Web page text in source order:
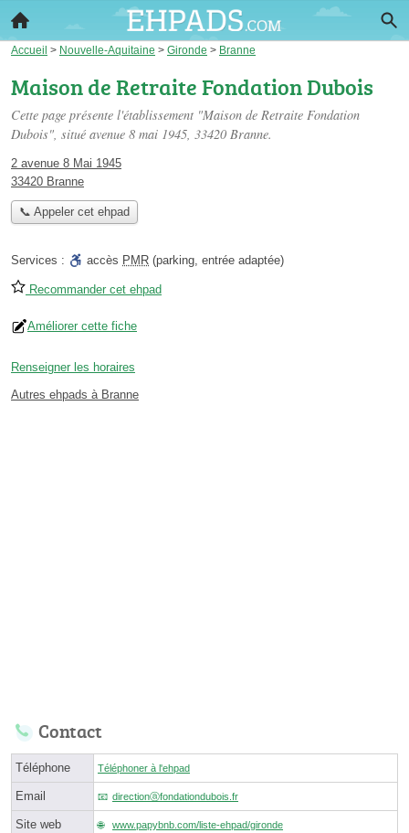
Accueil > Nouvelle-Aquitaine > Gironde > Branne
Maison de Retraite Fondation Dubois
Cette page présente l'établissement "Maison de Retraite Fondation
Dubois", situé avenue 8 mai 1945, 33420 Branne.
2 avenue 8 Mai 1945
33420 Branne
📞 Appeler cet ehpad
Services : accès PMR (parking, entrée adaptée)
Recommander cet ehpad
Améliorer cette fiche
Renseigner les horaires
Autres ehpads à Branne
Contact
Téléphone Téléphoner à l'ehpad
Email directionⓐfondationdubois.fr
Site web www.papybnb.com/liste-ehpad/gironde